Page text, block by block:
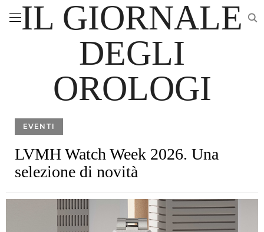
IL GIORNALE
DEGLI
OROLOGI
EVENTI
LVMH Watch Week 2026. Una
selezione di novità